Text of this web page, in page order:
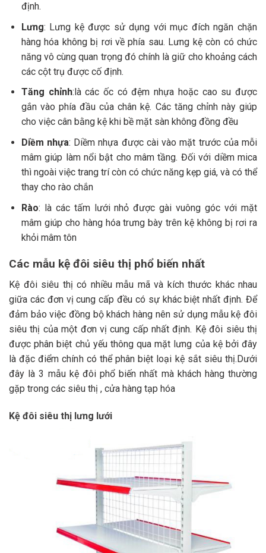
định.
Lưng: Lưng kệ được sử dụng với mục đích ngăn chặn
hàng hóa không bị rơi về phía sau. Lưng kệ còn có chức
năng vô cùng quan trọng đó chính là giữ cho khoảng cách
các cột trụ được cố định.
Tăng chỉnh:là các ốc có đệm nhựa hoặc cao su được
gắn vào phía đầu của chân kệ. Các tăng chỉnh này giúp
cho việc cân bằng kệ khi bề mặt sàn không đồng đều
Diềm nhựa: Diềm nhựa được cài vào mặt trước của mỗi
mâm giúp làm nổi bật cho mâm tầng. Đối với diềm mica
thì ngoài việc trang trí còn có chức năng kẹp giá, và có thể
thay cho rào chắn
Rào: là các tấm lưới nhỏ được gài vuông góc với mặt
mâm giúp cho hàng hóa trưng bày trên kệ không bị rơi ra
khỏi mâm tôn
Các mẫu kệ đôi siêu thị phổ biến nhất
Kệ đôi siêu thị có nhiều mẫu mã và kích thước khác nhau
giữa các đơn vị cung cấp đều có sự khác biệt nhất định. Để
đảm bảo việc đồng bộ khách hàng nên sử dụng mẫu kệ đôi
siêu thị của một đơn vị cung cấp nhất định. Kệ đôi siêu thị
được phân biệt chủ yếu thông qua mặt lưng của kệ bởi đây
là đặc điểm chính có thể phân biệt loại kệ sắt siêu thị.Dưới
đây là 3 mẫu kệ đôi phổ biến nhất mà khách hàng thường
gặp trong các siêu thị , cửa hàng tạp hóa
Kệ đôi siêu thị lưng lưới